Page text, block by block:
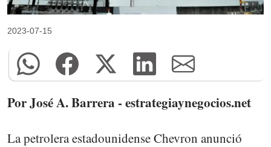
2023-07-15
Por José A. Barrera - estrategiaynegocios.net
La petrolera estadounidense Chevron anunció